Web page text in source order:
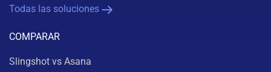
Todas las soluciones
COMPARAR
Slingshot vs Asana